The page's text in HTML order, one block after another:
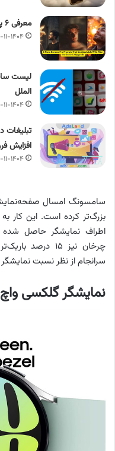
معرفی ۶ پرامپت‌ نانو بنانا حرفه ای و ارتقا یافته
۳۰-۱۱-
لیست
الملل
۰۶-۱۱-
تبلیغات
افزایش
۰۶-۱۱-
اطراف نمایشگر حاصل
چرخان نیز ۱۵
سرانجام از نظر نسبت نمایشگر
نمایشگر گلکسی واچ